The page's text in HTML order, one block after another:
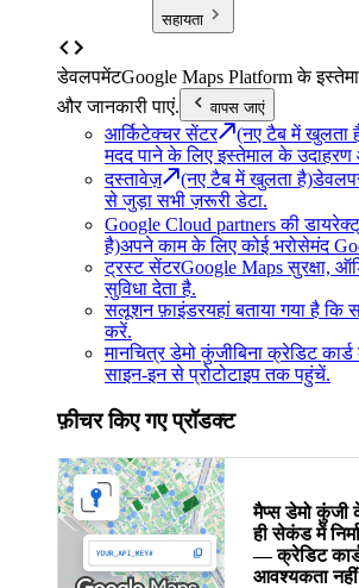
सहायता
डेवलपमेंटGoogle Maps Platform के
और जानकारी पाएं.
वापस जाएं
आर्किटेक्चर सेंटर (नए टैब में खुलता
मदद पाने के लिए इस्तेमाल के
दस्तावेज़
(नए टैब में खुलता है)
से जुड़ा सभी ज़रूरी डेटा.
Google Cloud partners की
है)अपने काम के लिए कोई भरोसेमंद
ट्रस्ट सेंटरGoogle Maps सुरक्षा,
सुविधा देता है.
सलूशन फ़ाइंडरयहां बताया गया है
करें.
मानचित्र डेमो कुंजीबिना क्रेडिट
साइन-इन से प्रोटोटाइप तक पहुंचें.
फ़ीचर किए गए प्रॉडक्ट
मैप्स डेमो
ही सेकंड में
— क्रेडिट
आवश्यकता